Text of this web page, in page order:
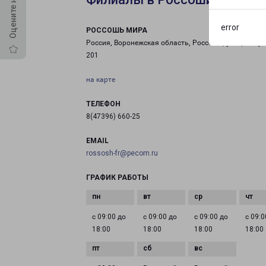
error
РОССОШЬ МИРА
Россия, Воронежская область, Россошь, улица Мира,
201
на карте
ТЕЛЕФОН
8(47396) 660-25
EMAIL
rossosh-fr@pecom.ru
ГРАФИК РАБОТЫ
с 09:00 до
18:00
с 09:00 до
18:00
с 09:00 до
18:00
с
18:00